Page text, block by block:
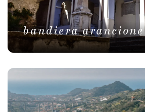
bandiera arancione